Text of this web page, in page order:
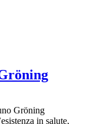
Gröning
in salute,